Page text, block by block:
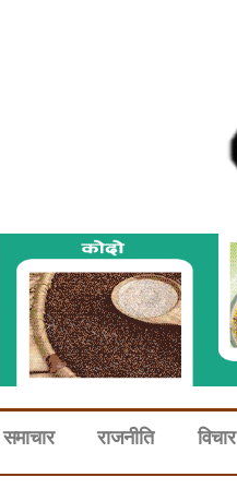
समाचार राजनीति विचार